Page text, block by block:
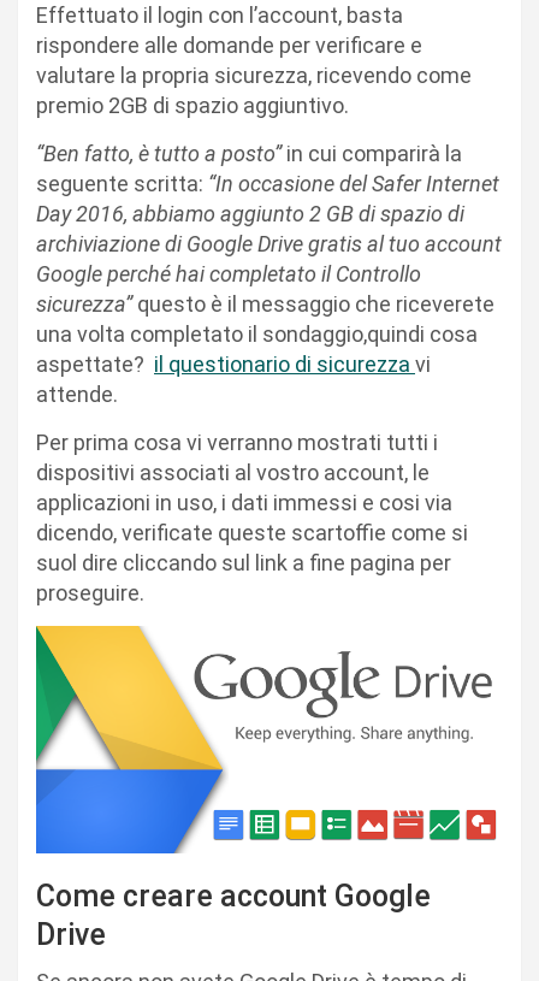
Effettuato il login con l’account, basta
rispondere alle domande per verificare e
valutare la propria sicurezza, ricevendo come
premio 2GB di spazio aggiuntivo.
“Ben fatto, è tutto a posto”in cui comparirà la
seguente scritta: “In occasione del Safer Internet
Day 2016, abbiamo aggiunto 2 GB di spazio di
archiviazione di Google Drive gratis al tuo account
Google perché hai completato il Controllo
sicurezza”questo è il messaggio che riceverete
una volta completato il sondaggio,quindi cosa
aspettate? il questionario di sicurezza vi
attende.
Per prima cosa vi verranno mostrati tutti i
dispositivi associati al vostro account, le
applicazioni in uso, i dati immessi e cosi via
dicendo, verificate queste scartoffie come si
suol dire cliccando sul link a fine pagina per
proseguire.
Come creare account Google
Drive